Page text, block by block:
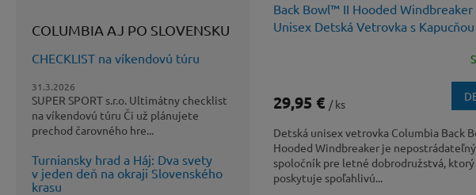
COLUMBIA AJ PO SLOVENSKU
CHECKLIST na víkendovú túru
31.3.2026
SUPER SPORT s.r.o. Ultimátny checklist
na víkendovú túru Či už plánujete
prechod čarovného hre...
Turniansky hrad a Háj: Dva svety
v jeden deň na okraji Slovenského
krasu
Back Bowl™ II Hooded Windbreaker
Unisex Detská Vetrovka s Kapucňou
29,95 € / ks
Detská unisex vetrovka Columbia Back
Hooded Windbreaker je nepostrádateľný
spoločník pre letné dobrodružstvá, ktorý
poskytuje spoľahlivú...